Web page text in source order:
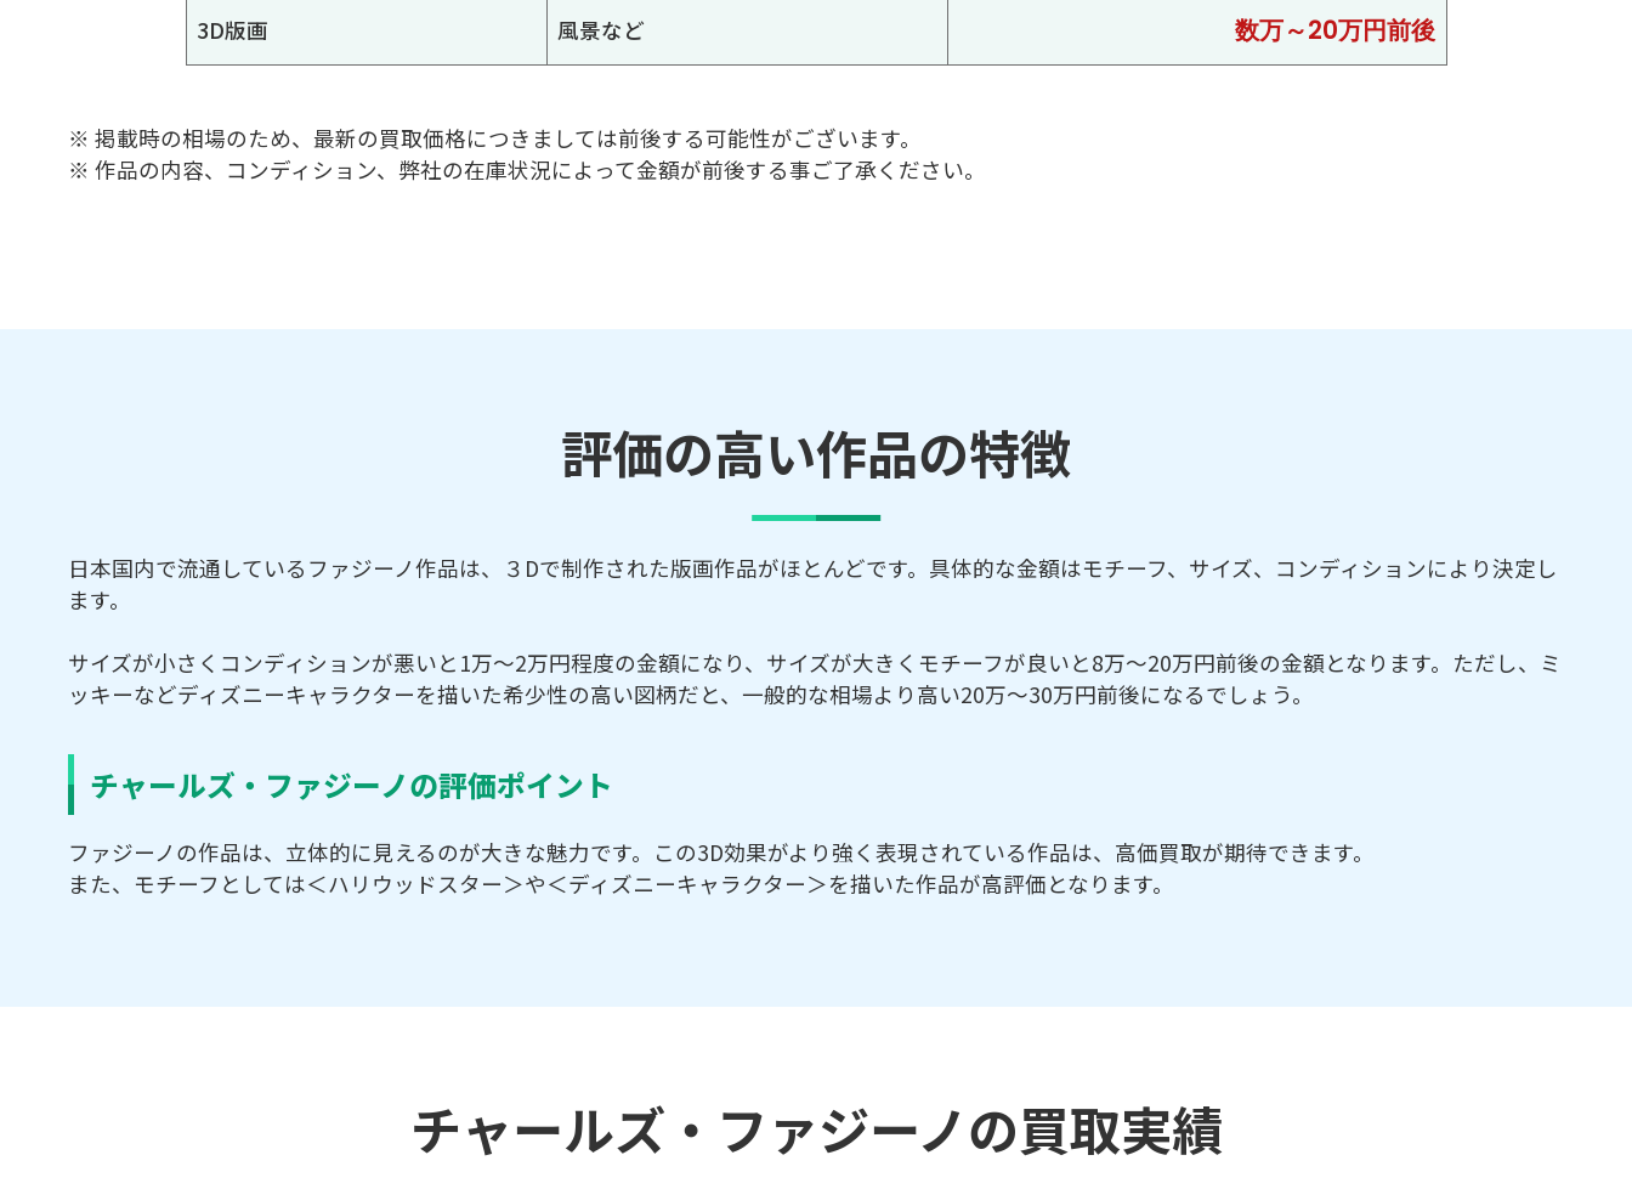
3D版画 風景など 数万～20万円前後
※ 掲載時の相場のため、最新の買取価格につきましては前後する可能性がございます。
※ 作品の内容、コンディション、弊社の在庫状況によって金額が前後する事ご了承ください。
評価の高い作品の特徴
日本国内で流通しているファジーノ作品は、３Dで制作された版画作品がほとんどです。具体的な金額はモチーフ、サイズ、コンディションにより決定し
ます。
サイズが小さくコンディションが悪いと1万～2万円程度の金額になり、サイズが大きくモチーフが良いと8万～20万円前後の金額となります。ただし、ミ
ッキーなどディズニーキャラクターを描いた希少性の高い図柄だと、一般的な相場より高い20万～30万円前後になるでしょう。
チャールズ・ファジーノの評価ポイント
ファジーノの作品は、立体的に見えるのが大きな魅力です。この3D効果がより強く表現されている作品は、高価買取が期待できます。
また、モチーフとしては＜ハリウッドスター＞や＜ディズニーキャラクター＞を描いた作品が高評価となります。
チャールズ・ファジーノの買取実績